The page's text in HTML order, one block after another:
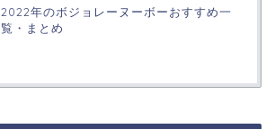
2022年のボジョレーヌーボーおすすめ一
覧・まとめ